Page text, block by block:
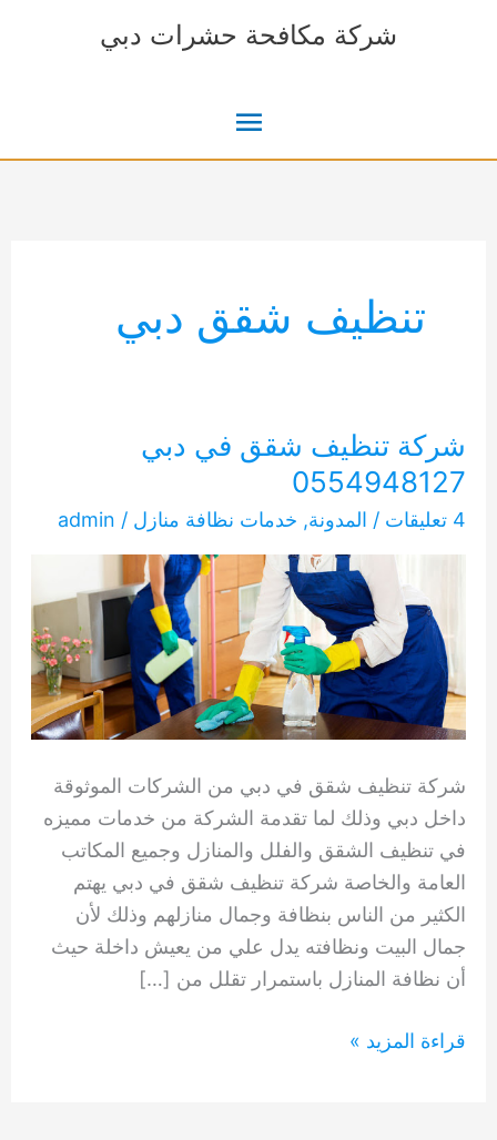
شركة مكافحة حشرات دبي
القائمة
تنظيف شقق دبي
شركة تنظيف شقق في دبي
0554948127
4 تعليقات / المدونة, خدمات نظافة منازل /
admin
شركة تنظيف شقق في دبي من الشركات الموثوقة
داخل دبي وذلك لما تقدمة الشركة من خدمات مميزه
في تنظيف الشقق والفلل والمنازل وجميع المكاتب
العامة والخاصة شركة تنظيف شقق في دبي يهتم
الكثير من الناس بنظافة وجمال منازلهم وذلك لأن
جمال البيت ونظافته يدل علي من يعيش داخلة حيث
أن نظافة المنازل باستمرار تقلل من […]
شركة
قراءة المزيد »